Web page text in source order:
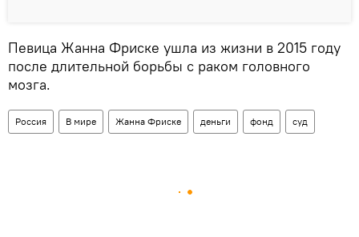
Певица Жанна Фриске ушла из жизни в 2015 году
после длительной борьбы с раком головного
мозга.
Россия В мире Жанна Фриске деньги фонд суд